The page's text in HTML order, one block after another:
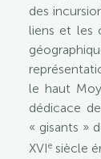
des
liens et les
le haut
dédicace
« gisants »
XVIe siècle